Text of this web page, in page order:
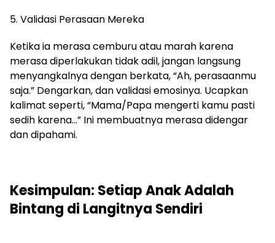
5. Validasi Perasaan Mereka
Ketika ia merasa cemburu atau marah karena
merasa diperlakukan tidak adil, jangan langsung
menyangkalnya dengan berkata, “Ah, perasaanmu
saja.” Dengarkan, dan validasi emosinya. Ucapkan
kalimat seperti, “Mama/Papa mengerti kamu pasti
sedih karena…” Ini membuatnya merasa didengar
dan dipahami.
Kesimpulan: Setiap Anak Adalah
Bintang di Langitnya Sendiri